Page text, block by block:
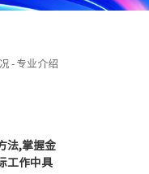
-专业介绍
法,掌握金
工作中具